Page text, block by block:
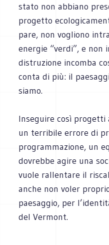
stato non abbiano
progetto
pare, non vogliono
energie “verdi”, e non
distruzione incomba
conta di più: il
siamo.
Inseguire così
un terribile errore di
programmazione, un
dovrebbe agire una
vuole rallentare il
anche non voler
paesaggio, per
del Vermont.